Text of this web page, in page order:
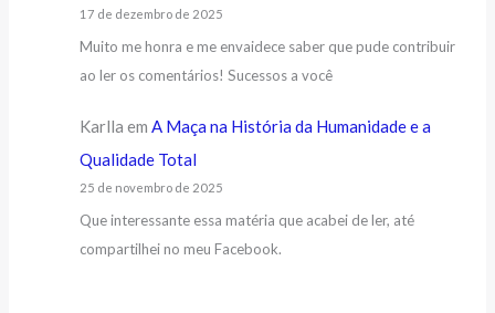
17 de dezembro de 2025
Muito me honra e me envaidece saber que pude contribuir
ao ler os comentários! Sucessos a você
Karlla em A Maça na História da Humanidade e a
Qualidade Total
25 de novembro de 2025
Que interessante essa matéria que acabei de ler, até
compartilhei no meu Facebook.